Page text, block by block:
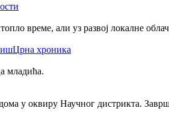
време, али уз развој локалне
Црна хроника
младића.
у оквиру Научног дистрикта.